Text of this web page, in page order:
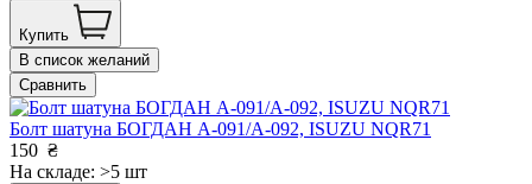
Купить
В список желаний
Сравнить
Болт шатуна БОГДАН А-091/А-092, ISUZU NQR71
150 ₴
На складе: >5 шт